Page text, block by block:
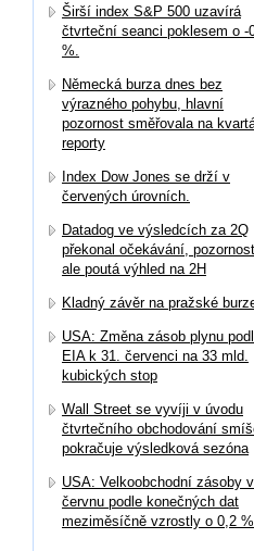
Širší index S&P 500 uzavírá
čtvrteční seanci poklesem o -
%.
Německá burza dnes bez
výrazného pohybu, hlavní
pozornost směřovala na
reporty
Index Dow Jones se drží v
červených úrovních.
Datadog ve výsledcích za 2Q
překonal očekávání,
ale poutá výhled na 2H
Kladný závěr na pražské
USA: Změna zásob plynu
EIA k 31. červenci na 33 mld.
kubických stop
Wall Street se vyvíji v úvodu
čtvrtečního obchodování
pokračuje výsledková sezóna
USA: Velkoobchodní zásoby v
červnu podle konečných dat
meziměsíčně vzrostly o 0,2 %